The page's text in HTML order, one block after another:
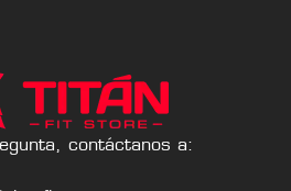
contáctanos a: